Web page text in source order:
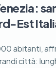
Est
abitanti,
città: